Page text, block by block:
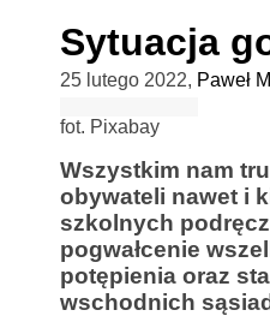
Sytuacja
25 lutego 2022, Paweł
fot. Pixabay
Wszystkim nam
obywateli nawet i
szkolnych
pogwałcenie
potępienia oraz
wschodnich